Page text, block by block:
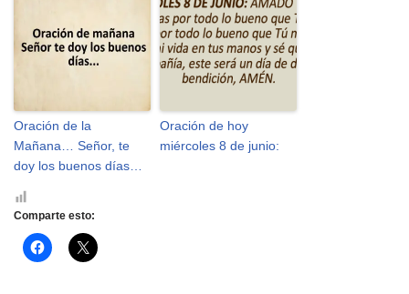
Oración de la
Mañana… Señor, te
doy los buenos días…
Oración de hoy
miércoles 8 de junio:
Comparte esto:
H
a
H
a